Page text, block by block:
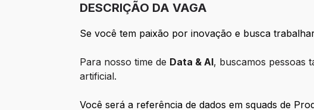
DESCRIÇÃO DA VAGA
Se você tem paixão por inovação e busca
Para nosso time de Data & AI, buscamos pessoas
artificial.
Você será a referência de dados em squads de